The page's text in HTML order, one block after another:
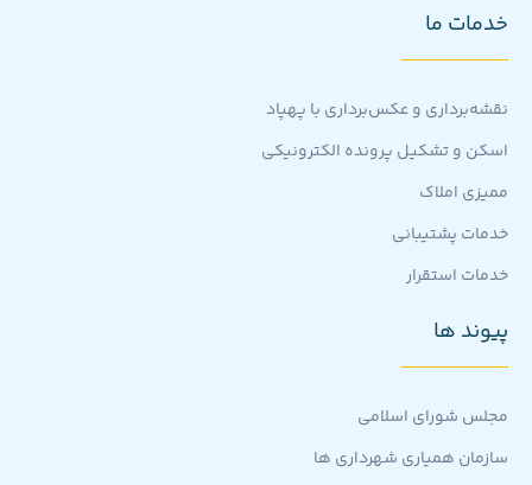
خدمات ما
نقشه‌برداری و عکس‌برداری با پهپاد
اسکن و تشکیل پرونده الکترونیکی
ممیزی املاک
خدمات پشتیبانی
خدمات استقرار
پیوند ها
مجلس شورای اسلامی
سازمان همیاری شهرداری ها